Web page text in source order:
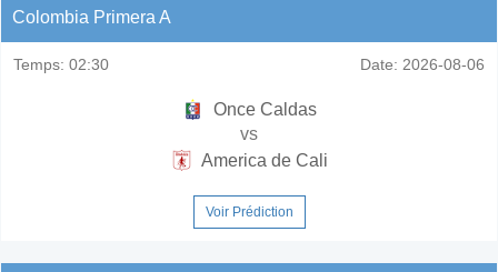
Colombia Primera A
Temps: 02:30 Date: 2026-08-06
Once Caldas
vs
America de Cali
Voir Prédiction